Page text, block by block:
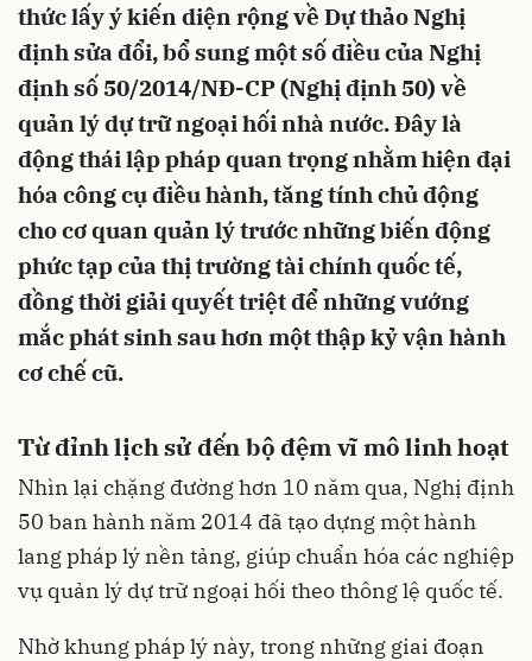
thức lấy ý kiến diện rộng về Dự thảo Nghị
định sửa đổi, bổ sung một số điều của Nghị
định số 50/2014/NĐ-CP (Nghị định 50) về
quản lý dự trữ ngoại hối nhà nước. Đây là
động thái lập pháp quan trọng nhằm hiện đại
hóa công cụ điều hành, tăng tính chủ động
cho cơ quan quản lý trước những biến động
phức tạp của thị trường tài chính quốc tế,
đồng thời giải quyết triệt để những vướng
mắc phát sinh sau hơn một thập kỷ vận hành
cơ chế cũ.
Từ đỉnh lịch sử đến bộ đệm vĩ mô linh hoạt
Nhìn lại chặng đường hơn 10 năm qua, Nghị định
50 ban hành năm 2014 đã tạo dựng một hành
lang pháp lý nền tảng, giúp chuẩn hóa các nghiệp
vụ quản lý dự trữ ngoại hối theo thông lệ quốc tế.
Nhờ khung pháp lý này, trong những giai đoạn